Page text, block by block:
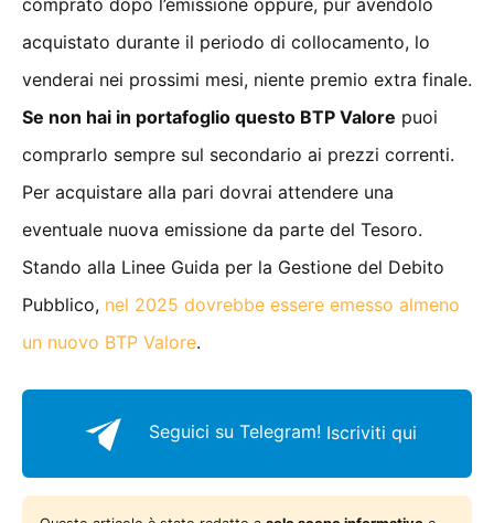
comprato dopo l’emissione oppure, pur avendolo
acquistato durante il periodo di collocamento, lo
venderai nei prossimi mesi, niente premio extra finale.
Se non hai in portafoglio questo BTP Valore puoi
comprarlo sempre sul secondario ai prezzi correnti.
Per acquistare alla pari dovrai attendere una
eventuale nuova emissione da parte del Tesoro.
Stando alla Linee Guida per la Gestione del Debito
Pubblico, nel 2025 dovrebbe essere emesso almeno
un nuovo BTP Valore.
Seguici su Telegram! Iscriviti qui